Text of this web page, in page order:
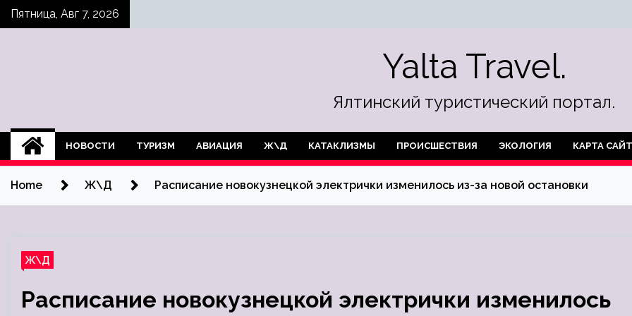
SkipПятница, Авг 7, 2026
Yalta Travel.
Ялтинский туристический портал.
НОВОСТИ ТУРИЗМ АВИАЦИЯ Ж\Д КАТАКЛИЗМЫ ПРОИСШЕСТВИЯ ЭКОЛОГИЯ КАРТА
Home Ж\Д Расписание новокузнецкой электрички изменилось из-за новой остановки
Ж\Д
Расписание новокузнецкой электрички изменилось